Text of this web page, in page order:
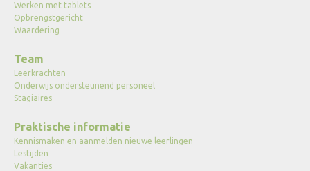
Werken met tablets
Opbrengstgericht
Waardering
Team
Leerkrachten
Onderwijs ondersteunend personeel
Stagiaires
Praktische informatie
Kennismaken en aanmelden nieuwe leerlingen
Lestijden
Vakanties